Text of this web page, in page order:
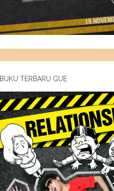
BUKU TERBARU GUE